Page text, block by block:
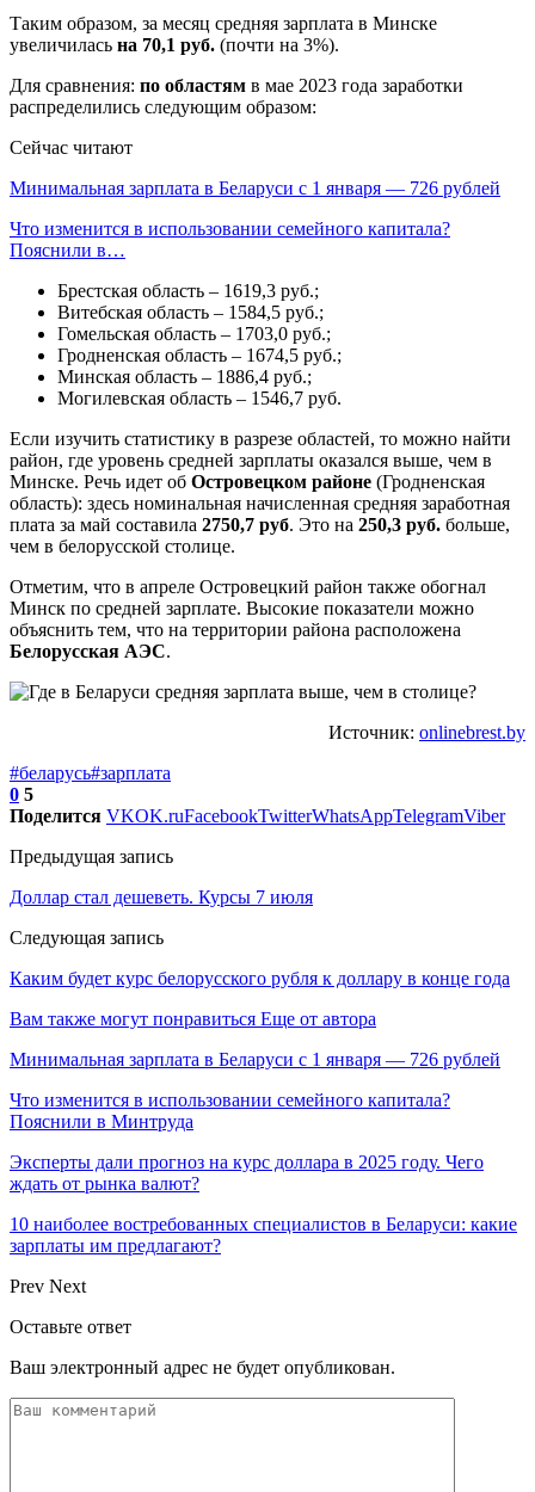
Таким образом, за месяц средняя зарплата в Минске
увеличилась на 70,1 руб. (почти на 3%).
Для сравнения: по областям в мае 2023 года заработки
распределились следующим образом:
Сейчас читают
Минимальная зарплата в Беларуси с 1 января — 726 рублей
Что изменится в использовании семейного капитала?
Пояснили в…
Брестская область – 1619,3 руб.;
Витебская область – 1584,5 руб.;
Гомельская область – 1703,0 руб.;
Гродненская область – 1674,5 руб.;
Минская область – 1886,4 руб.;
Могилевская область – 1546,7 руб.
Если изучить статистику в разрезе областей, то можно найти
район, где уровень средней зарплаты оказался выше, чем в
Минске. Речь идет об Островецком районе (Гродненская
область): здесь номинальная начисленная средняя заработная
плата за май составила 2750,7 руб. Это на 250,3 руб. больше,
чем в белорусской столице.
Отметим, что в апреле Островецкий район также обогнал
Минск по средней зарплате. Высокие показатели можно
объяснить тем, что на территории района расположена
Белорусская АЭС.
Источник: onlinebrest.by
#беларусь#зарплата
0 5
Поделится VKOK.ruFacebookTwitterWhatsAppTelegramViber
Предыдущая запись
Доллар стал дешеветь. Курсы 7 июля
Следующая запись
Каким будет курс белорусского рубля к доллару в конце года
Вам также могут понравиться Еще от автора
Минимальная зарплата в Беларуси с 1 января — 726 рублей
Что изменится в использовании семейного капитала?
Пояснили в Минтруда
Эксперты дали прогноз на курс доллара в 2025 году. Чего
ждать от рынка валют?
10 наиболее востребованных специалистов в Беларуси: какие
зарплаты им предлагают?
Prev Next
Оставьте ответ
Ваш электронный адрес не будет опубликован.